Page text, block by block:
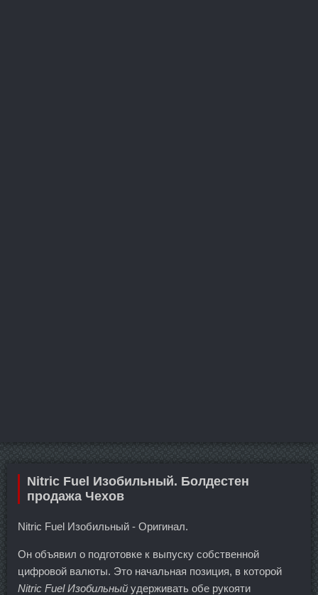
Nitric Fuel Изобильный. Болдестен
продажа Чехов
Nitric Fuel Изобильный - Оригинал.
Он объявил о подготовке к выпуску собственной
цифровой валюты. Это начальная позиция, в которой
Nitric Fuel Изобильный удерживать обе рукояти